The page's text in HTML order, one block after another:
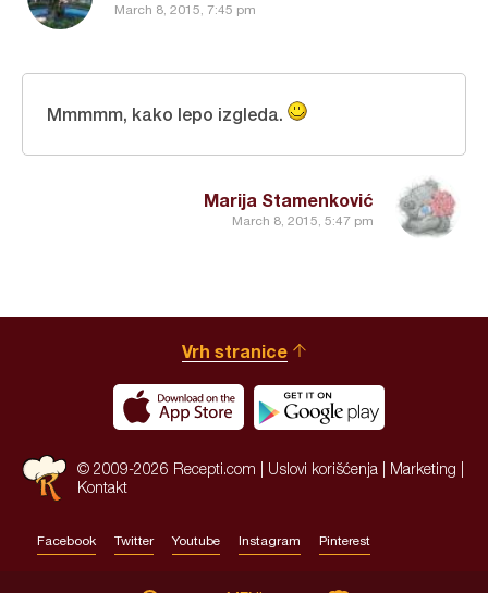
March 8, 2015, 7:45 pm
Marija Stamenković
March 8, 2015, 5:47 pm
Mmmmm, kako lepo izgleda.
Vrh stranice
© 2009-2026 Recepti.com | Uslovi korišćenja Marketing
Kontakt
Facebook Twitter Youtube Instagram Pinterest